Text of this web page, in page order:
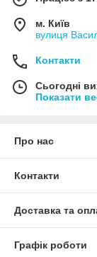
м. Київ
вулиця
Контакти
Сьогодні
Показати
Про нас
Контакти
Доставка та
Графік роботи